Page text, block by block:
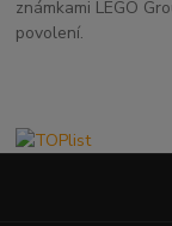
známkami LEGO
povolení.